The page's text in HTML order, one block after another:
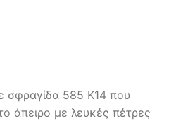
σφραγίδα 585 K14 που
άπειρο με λευκές πέτρες